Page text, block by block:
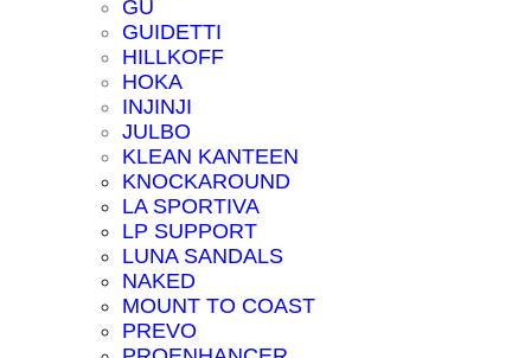
GU
GUIDETTI
HILLKOFF
HOKA
INJINJI
JULBO
KLEAN KANTEEN
KNOCKAROUND
LA SPORTIVA
LP SUPPORT
LUNA SANDALS
NAKED
MOUNT TO COAST
PREVO